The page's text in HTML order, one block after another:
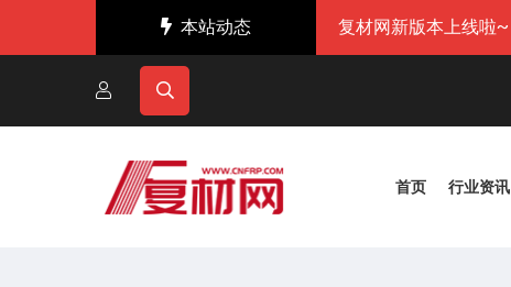
本站动态 复材网新版本上线啦~
首页 行业资讯